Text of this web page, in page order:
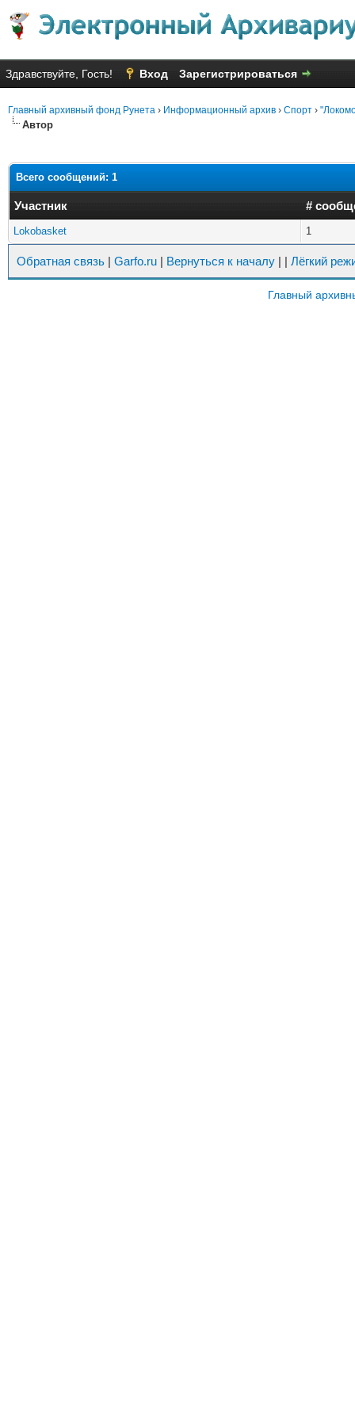
Здравствуйте, Гость! Вход Зарегистрироваться
Главный архивный фонд Рунета › Информационный архив › Спорт ›
Автор
Всего сообщений: 1
Участник #
Lokobasket 1
Обратная связь | Garfo.ru | Вернуться к началу | | Лёгкий
Главный